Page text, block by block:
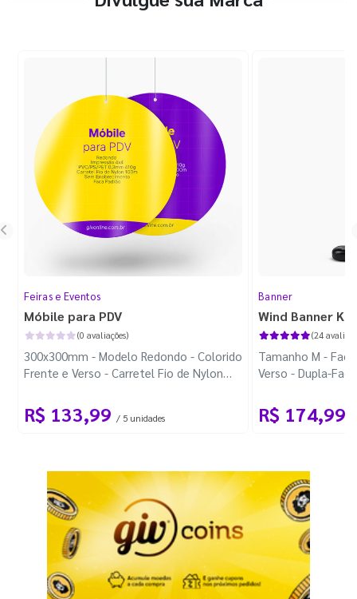
Feiras e Eventos
Móbile para PDV
(0 avaliações)
300x300mm - Modelo Redondo - Colorido
Frente e Verso - Carretel Fio de Nylon
R$ 133,99 / 5 unidades
Banner
Wind Banner
(24
Tamanho M -
Verso - Dupla-
R$ 174,99